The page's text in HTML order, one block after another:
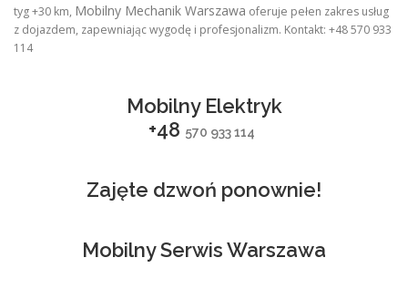
tyg +30 km, Mobilny Mechanik Warszawa oferuje pełen zakres usług
z dojazdem, zapewniając wygodę i profesjonalizm. Kontakt: +48 570 933
114
Mobilny Elektryk
+48 570 933 114
Zajęte dzwoń ponownie!
Mobilny Serwis Warszawa